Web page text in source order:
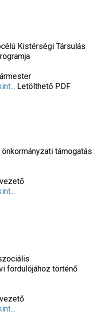
Kistérségi Társulás
Letölthető PDF
támogatás
fordulójához történő